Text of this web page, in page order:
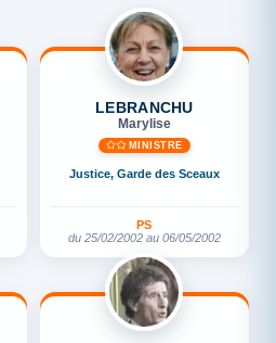
LEBRANCHU
Marylise
MINISTRE
Justice, Garde des Sceaux
PS
du 25/02/2002 au 06/05/2002